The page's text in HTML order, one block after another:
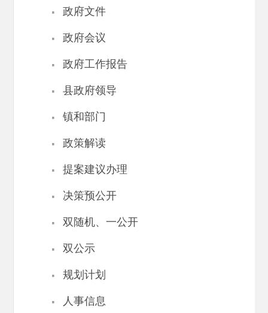
· 政府文件
· 政府会议
· 政府工作报告
· 县政府领导
· 镇和部门
· 政策解读
· 提案建议办理
· 决策预公开
· 双随机、一公开
· 双公示
· 规划计划
· 人事信息